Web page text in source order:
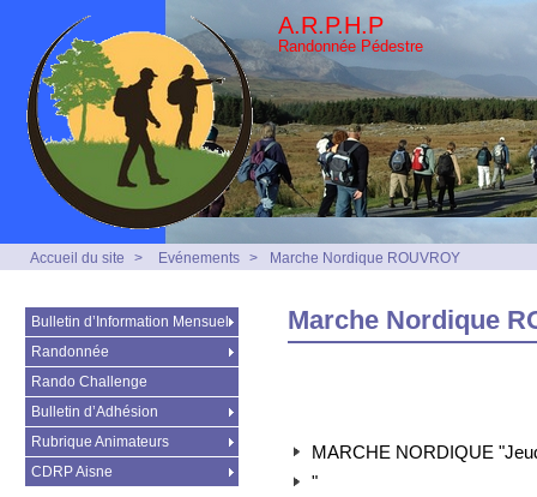
A.R.P.H.P
Randonnée Pédestre
Accueil du site > Evénements > Marche Nordique ROUVROY
Marche Nordique
MARCHE NORDIQUE
"
Bulletin d’Information Mensuel
Randonnée
Rando Challenge
Bulletin d’Adhésion
Rubrique Animateurs
CDRP Aisne